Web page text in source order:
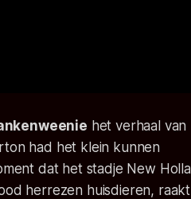
het verhaal van
had het klein kunnen
dat het stadje New
herrezen huisdieren,